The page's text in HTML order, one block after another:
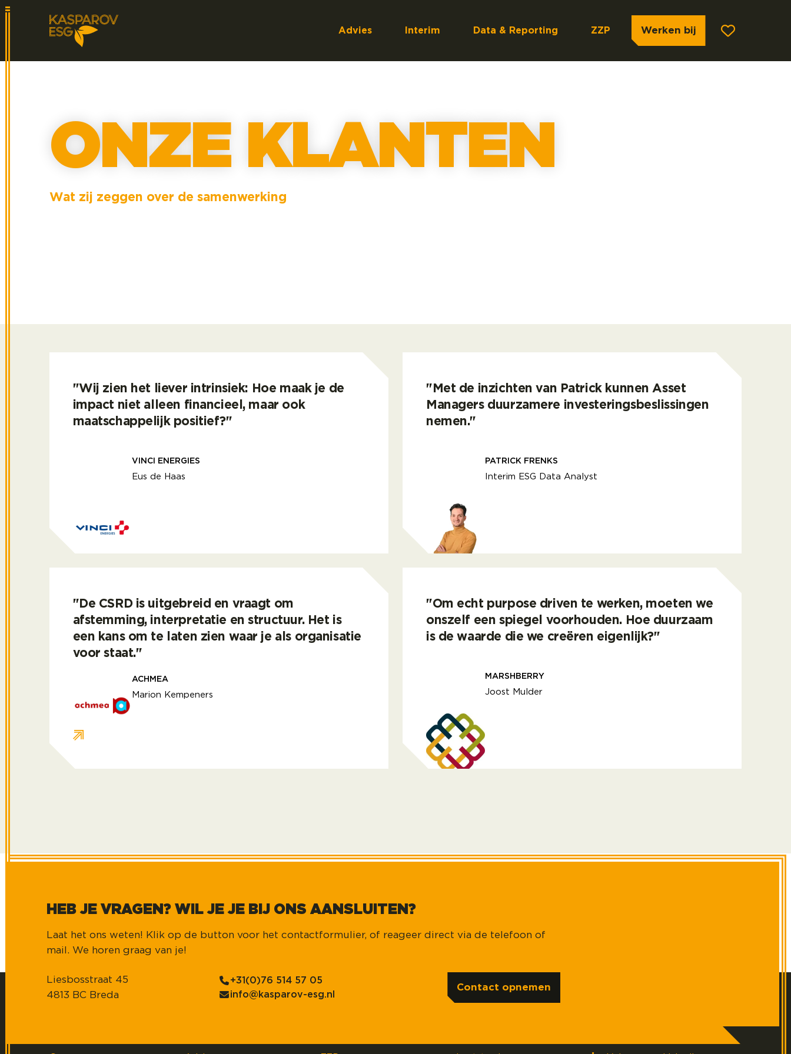
Advies Interim Data & Reporting ZZP Werken bij
ONZE KLANTEN
Wat zij zeggen over de samenwerking
"Wij zien het liever intrinsiek: Hoe maak je de
impact niet alleen financieel, maar ook
maatschappelijk positief?"
VINCI ENERGIES
Eus de Haas
Wij zien het liever intrinsiek: Hoe maak je de impact niet alleen financieel, maar ook maatschappelijk positief?
"Met de inzichten van Patrick kunnen Asset
Managers duurzamere investeringsbeslissingen
nemen."
PATRICK FRENKS
Interim ESG Data Analyst
Met de inzichten van Patrick kunnen Asset Managers duurzamere
"De CSRD is uitgebreid en vraagt om
afstemming, interpretatie en structuur. Het is
een kans om te laten zien waar je als organisatie
voor staat."
ACHMEA
Marion Kempeners
De CSRD is uitgebreid en vraagt om afstemming, interpretatie en structuur. Het is een kans om te laten zien waar je als organisatie voor staat.
"Om echt purpose driven te werken, moeten we
onszelf een spiegel voorhouden. Hoe duurzaam
is de waarde die we creëren eigenlijk?"
MARSHBERRY
Joost Mulder
Om echt purpose driven te werken, moeten we onszelf een spiegel
HEB JE VRAGEN? WIL JE JE BIJ ONS AANSLUITEN?
Laat het ons weten! Klik op de button voor het contactformulier, of reageer direct via de telefoon of
mail. We horen graag van je!
Liesbosstraat 45
4813 BC Breda
+31(0)76 514 57 05
info@kasparov-esg.nl
Contact opnemen